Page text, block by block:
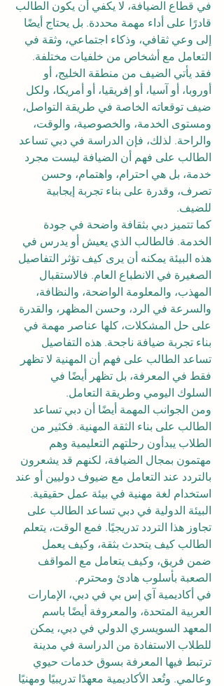
في قطاع الضيافة، لا يكفي أن يكون الطالب
قادرًا على أداء مهمة محددة. بل يحتاج أيضًا
إلى وعي ثقافي، وذكاء اجتماعي، وثقة في
التعامل مع أشخاص من خلفيات مختلفة.
فقد يأتي الضيف من منطقة الخليج، أو
أوروبا، أو آسيا، أو إفريقيا، أو أمريكا، ولكل
ضيف توقعاته الخاصة في طريقة التواصل،
ومستوى الخدمة، والخصوصية، والوقت،
والراحة. لذلك، فإن الدراسة في دبي تساعد
الطالب على فهم أن الضيافة ليست مجرد
خدمة، بل هي احترام، واهتمام، وحسن
تصرف، وقدرة على بناء تجربة إيجابية
للضيف.
كما تتميز دبي بثقافة واضحة في جودة
الخدمة. فالطالب الذي يعيش أو يدرس في
هذه البيئة يمكنه أن يرى كيف تؤثر التفاصيل
الصغيرة في الانطباع العام. فالاستقبال
المهذب، والمعلومة الواضحة، والنظافة،
والسرعة في الرد، وحسن المظهر، والقدرة
على حل المشكلات، كلها عناصر مهمة في
بناء تجربة ضيافة ناجحة. هذه التفاصيل
تساعد الطالب على فهم أن المهنية لا تظهر
فقط في المعرفة، بل تظهر أيضًا في
السلوك اليومي وطريقة التعامل.
ومن الجوانب المهمة أيضًا أن دبي تساعد
الطالب على بناء الثقة المهنية. فكثير من
الطلاب يبدأون رحلتهم التعليمية وهم
مهتمون بمجال الضيافة، لكنهم قد يشعرون
بالتردد عند التعامل مع ضيوف دوليين أو عند
استخدام لغة مهنية في بيئة عمل حقيقية.
البيئة الدولية في دبي تساعد الطالب على
تجاوز هذا التردد تدريجيًا. فمع الوقت، يتعلم
الطالب كيف يتحدث بثقة، وكيف يعمل
ضمن فريق، وكيف يتعامل مع المواقف
الصعبة بأسلوب هادئ ومحترم.
في أكاديمية آي إس بي في دبي، الإمارات
العربية المتحدة، والمعروفة أيضًا باسم
المعهد السويسري الدولي في دبي، يمكن
للطلاب الاستفادة من الدراسة في مدينة
ترتبط فيها المعرفة بسوق خدمات حيوي
وعالمي. وتُعد الأكاديمية معهدًا تدريبيًا ومهنيًا